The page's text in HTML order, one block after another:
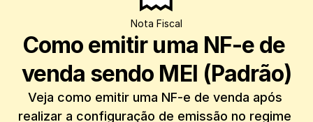
Nota Fiscal
Como emitir uma NF-e de
venda sendo MEI (Padrão)
Veja como emitir uma NF-e de venda após
realizar a configuração de emissão no regime